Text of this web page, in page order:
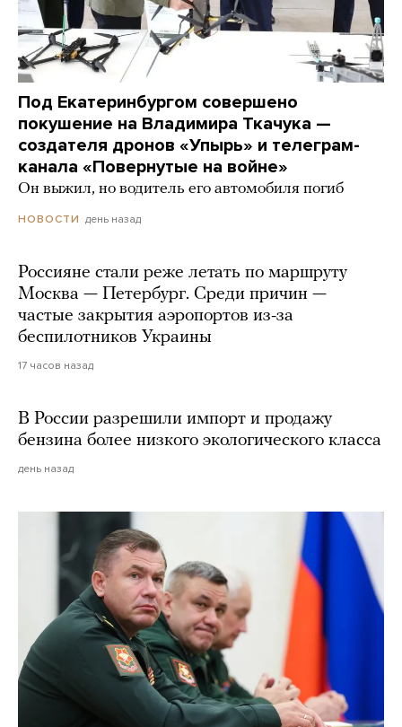
Под Екатеринбургом совершено
покушение на Владимира Ткачука —
создателя дронов «Упырь» и телеграм-
канала «Повернутые на войне»
Он выжил, но водитель его автомобиля погиб
НОВОСТИ день назад
Россияне стали реже летать по маршруту
Москва — Петербург. Среди причин —
частые закрытия аэропортов из-за
беспилотников Украины
17 часов назад
В России разрешили импорт и продажу
бензина более низкого экологического класса
день назад